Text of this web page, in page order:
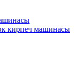
кирпеч машинасы